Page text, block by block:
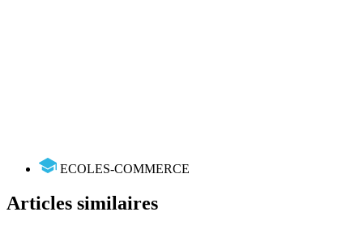
ECOLES-COMMERCE
Articles similaires